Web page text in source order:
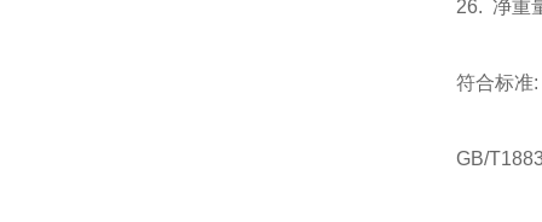
26. 净重
符合标准:
GB/